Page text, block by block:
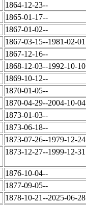
1864-12-23--
1865-01-17--
1867-01-02--
1867-03-15--1981-02-01
1867-12-16--
1868-12-03--1992-10-10
1869-10-12--
1870-01-05--
1870-04-29--2004-10-04
1873-01-03--
1873-06-18--
1873-07-26--1979-12-24
1873-12-27--1999-12-31
1876-10-04--
1877-09-05--
1878-10-21--2025-06-28